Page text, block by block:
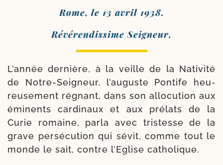
Rome, le 13 avril 1938.
Révérendissime Seigneur,
L’année der­nière, à la veille de la Nativité
de Notre-​Seigneur, l’auguste Pontife heu­
reu­se­ment régnant, dans son allo­cu­tion aux
émi­nents car­di­naux et aux pré­lats de la
Curie romaine, par­la avec tris­tesse de la
grave per­sé­cu­tion qui sévit, comme tout le
monde le sait, contre l’Eglise catholique.